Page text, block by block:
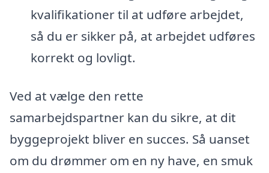
kvalifikationer til at udføre arbejdet,
så du er sikker på, at arbejdet udføres
korrekt og lovligt.
Ved at vælge den rette
samarbejdspartner kan du sikre, at dit
byggeprojekt bliver en succes. Så uanset
om du drømmer om en ny have, en smuk